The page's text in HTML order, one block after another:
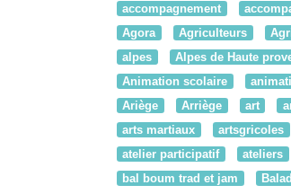
accompagnement
Agora
Agriculteurs
alpes
Alpes de Haute
Animation scolaire
Ariège
Arriège art
arts martiaux
artsgricoles
atelier participatif
ateliers
bal boum trad et jam